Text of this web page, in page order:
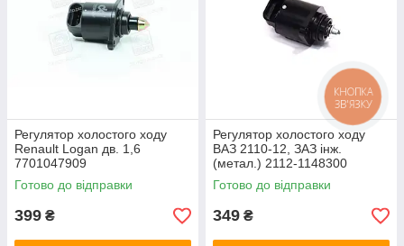
Регулятор холостого ходу
Renault Logan дв. 1,6
7701047909
Готово до відправки
399 ₴
Регулятор холостого ходу
ВАЗ 2110-12, ЗАЗ інж.
(метал.) 2112-1148300
Готово до відправки
349 ₴
КНОПКА
ЗВ'ЯЗКУ